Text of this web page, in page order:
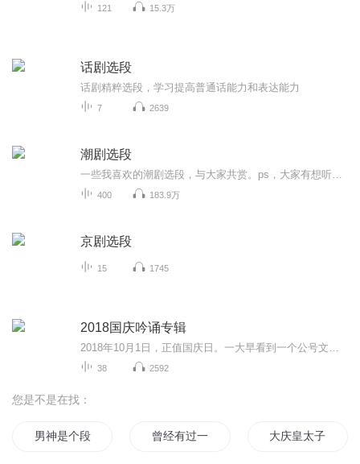
121 15.3万
话剧选段
话剧精粹选段，学习提高普通话能力和表达能力
7 2639
潮剧选段
400 183.9万
京剧选段
15 1745
2018国庆吟诵专辑
38 2592
您是不是在找：
男神是个段子手 曾经有过一段爱 大庆皇太子